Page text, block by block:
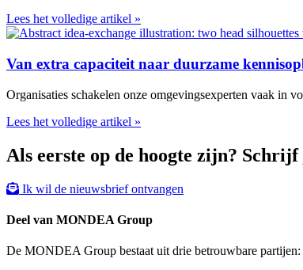
Lees het volledige artikel »
Van extra capaciteit naar duurzame
Organisaties schakelen onze omgevingsexperten vaak in
Lees het volledige artikel »
Als eerste op de hoogte zijn?
Ik wil de nieuwsbrief ontvangen
Deel van MONDEA Group
De MONDEA Group bestaat uit drie betrouwbare